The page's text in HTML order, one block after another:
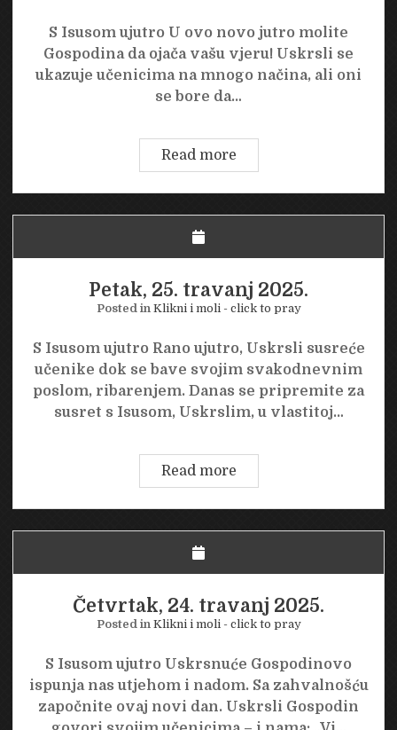
S Isusom ujutro U ovo novo jutro molite
Gospodina da ojača vašu vjeru! Uskrsli se
ukazuje učenicima na mnogo načina, ali oni
se bore da…
Read moreSubota,
26.
travanj
2025.
Petak, 25. travanj 2025.
Posted in Klikni i moli - click to pray
S Isusom ujutro Rano ujutro, Uskrsli susreće
učenike dok se bave svojim svakodnevnim
poslom, ribarenjem. Danas se pripremite za
susret s Isusom, Uskrslim, u vlastitoj…
Read morePetak,
25.
travanj
2025.
Četvrtak, 24. travanj 2025.
Posted in Klikni i moli - click to pray
S Isusom ujutro Uskrsnuće Gospodinovo
ispunja nas utjehom i nadom. Sa zahvalnošću
započnite ovaj novi dan. Uskrsli Gospodin